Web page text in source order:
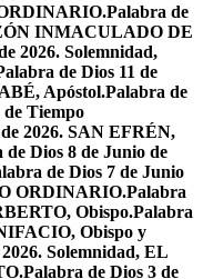
Palabra de
INMACULADO DE
2026. Solemnidad,
de Dios 11 de
Apóstol.Palabra de
de Tiempo
2026. SAN EFRÉN,
de Dios 8 de Junio de
de Dios 7 de Junio
ORDINARIO.Palabra
Obispo.Palabra
Obispo y
Solemnidad, EL
Palabra de Dios 3 de